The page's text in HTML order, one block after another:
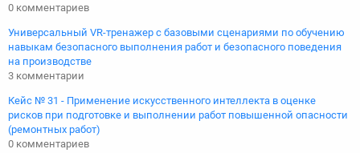
0 комментариев
Универсальный VR-тренажер с базовыми сценариями по обучению
навыкам безопасного выполнения работ и безопасного поведения
на производстве
3 комментарии
Кейс № 31 - Применение искусственного интеллекта в оценке
рисков при подготовке и выполнении работ повышенной опасности
(ремонтных работ)
0 комментариев